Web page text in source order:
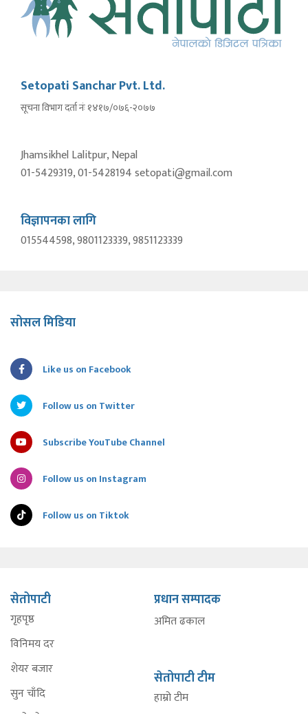
Setopati Sanchar Pvt. Ltd.
सूचना विभाग दर्ता नंः १४१७/०७६-२०७७
Jhamsikhel Lalitpur, Nepal
01-5429319, 01-5428194 setopati@gmail.com
विज्ञापनका लागि
015544598, 9801123339, 9851123339
सोसल मिडिया
Like us on Facebook
Follow us on Twitter
Subscribe YouTube Channel
Follow us on Instagram
Follow us on Tiktok
सेतोपाटी
गृहपृष्ठ
विनिमय दर
शेयर बजार
सुन चाँदि
प्रधान सम्पादक
अमित ढकाल
सेतोपाटी टीम
हाम्रो टीम